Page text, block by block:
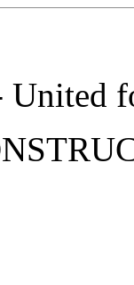
United